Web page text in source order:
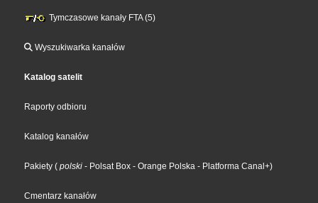
Tymczasowe kanały FTA (5)
Wyszukiwarka kanałów
Katalog satelit
Raporty odbioru
Katalog kanałów
Pakiety ( polski - Polsat Box - Orange Polska - Platforma Canal+)
Cmentarz kanałów